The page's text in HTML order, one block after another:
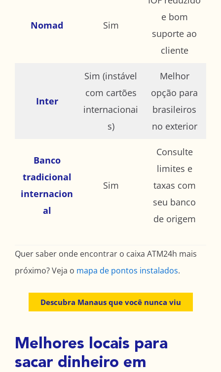
Nomad Sim
e bom
suporte ao
cliente
Inter
Sim (instável
com cartões
internacionai
s)
Melhor
opção para
brasileiros
no exterior
Banco
tradicional
internacion
al
Sim
Consulte
limites e
taxas com
seu banco
de origem
Quer saber onde encontrar o caixa ATM24h mais
próximo? Veja o mapa de pontos instalados.
Descubra Manaus que você nunca viu
Melhores locais para
sacar dinheiro em